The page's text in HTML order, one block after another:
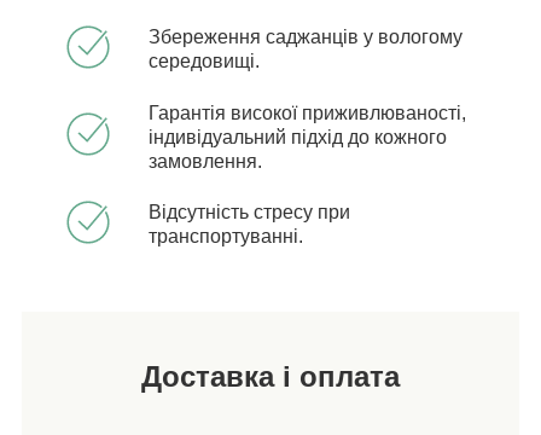
Збереження саджанців у вологому
середовищі.
Гарантія високої приживлюваності,
індивідуальний підхід до кожного
замовлення.
Відсутність стресу при
транспортуванні.
Доставка і оплата